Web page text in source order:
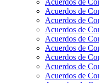
Acuerdos de
Acuerdos de
Acuerdos de
Acuerdos de
Acuerdos de
Acuerdos de
Acuerdos de
Acuerdos de
Acuerdos de